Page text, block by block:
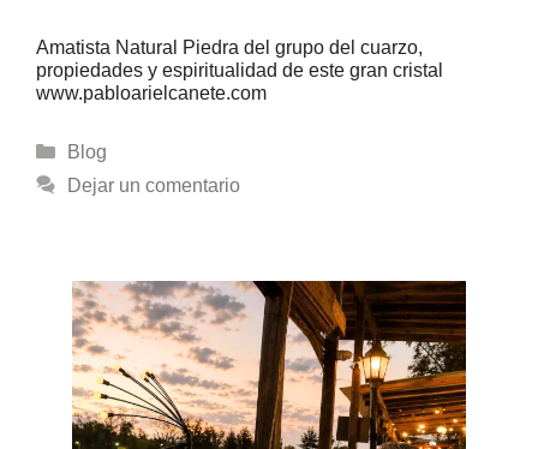
Amatista Natural Piedra del grupo del cuarzo,
propiedades y espiritualidad de este gran cristal
www.pabloarielcanete.com
Categorías
Blog
Dejar un comentario